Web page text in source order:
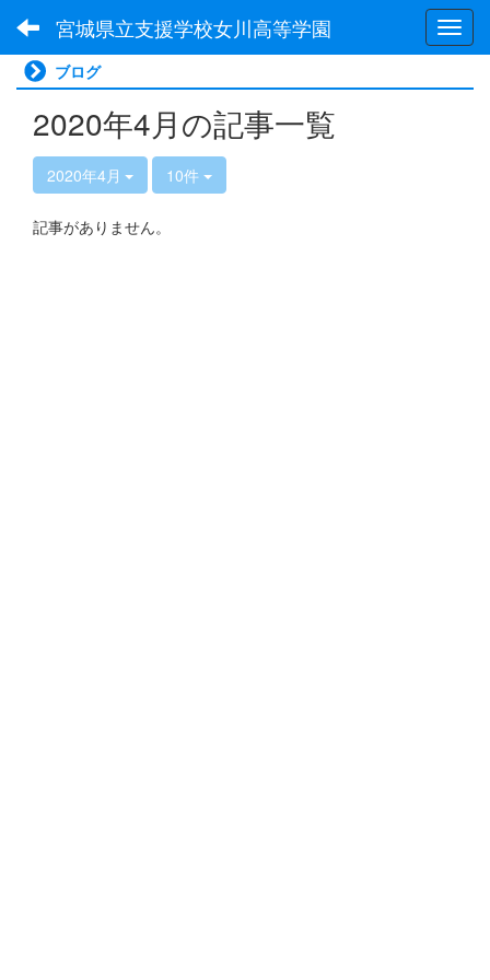
宮城県立支援学校女川高等学園
ブログ
2020年4月の記事一覧
2020年4月 10件
記事がありません。